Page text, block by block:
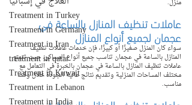
Treatment in Turkey
Treatment in Germany
Treatment in Iran
treatment in qatar
Treatment in Kuwait
Treatment in Lebanon
منزل.
عاملات تنظيف المنازل بالساعة في
عجمان لجميع أنواع المنازل
سواء كان المنزل صغيرًا أو كبيرًا، فإن خدمات عاملات تنظيف
المنازل بالساعة في عجمان تناسب جميع أنواع المساكن. حيث تتمتع
عاملات تنظيف المنازل بالساعة في عجمان بالخبرة في التعامل مع
مختلف المساحات المنزلية وتقديم نتائج عالية الجودة خلال وقت
مناسب.